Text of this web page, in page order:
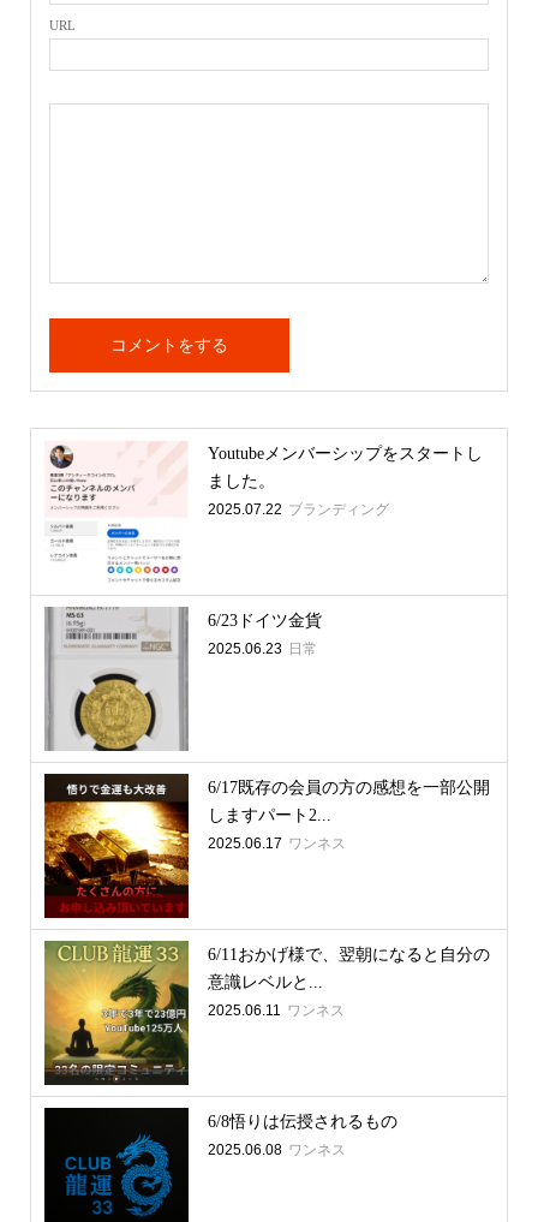
URL
Youtubeメンバーシップをスタートし
ました。
2025.07.22 ブランディング
6/23ドイツ金貨
2025.06.23 日常
6/17既存の会員の方の感想を一部公開
しますパート2...
2025.06.17 ワンネス
6/11おかげ様で、翌朝になると自分の
意識レベルと...
2025.06.11 ワンネス
6/8悟りは伝授されるもの
2025.06.08 ワンネス